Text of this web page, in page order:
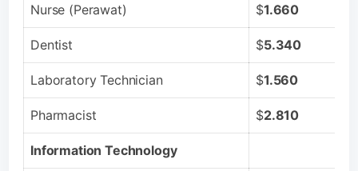
Nurse (Perawat) $1.660
Dentist $5.340
Laboratory Technician $1.560
Pharmacist $2.810
Information Technology